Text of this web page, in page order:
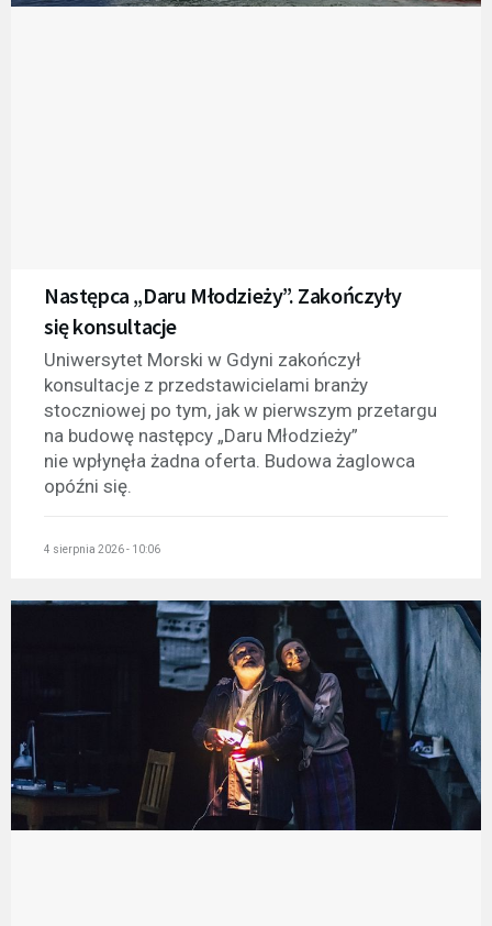
Następca „Daru Młodzieży”. Zakończyły
się konsultacje
Uniwersytet Morski w Gdyni zakończył
konsultacje z przedstawicielami branży
stoczniowej po tym, jak w pierwszym przetargu
na budowę następcy „Daru Młodzieży”
nie wpłynęła żadna oferta. Budowa żaglowca
opóźni się.
4 sierpnia 2026 - 10:06